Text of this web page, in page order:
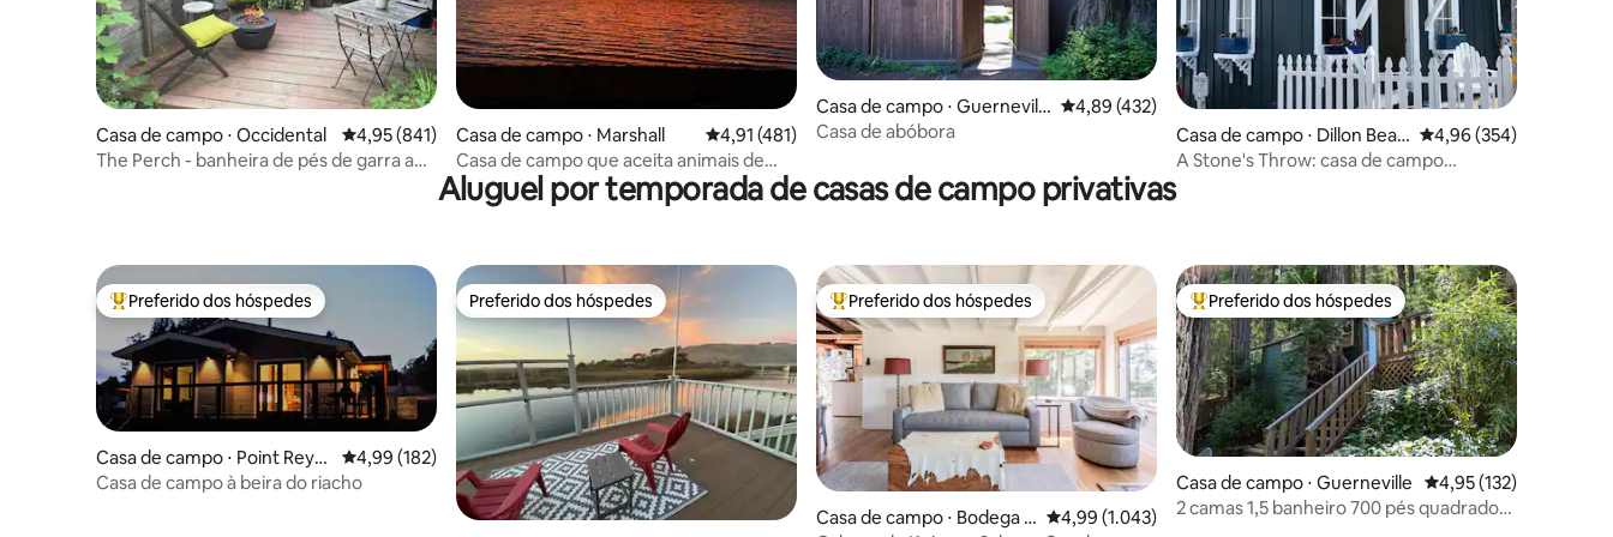
Casa de campo ⋅ Occidental 4,95 de uma avaliação média de 5, 841 avaliações
4,95 (841)
The Perch - banheira de pés de garra ao
Casa de campo ⋅ Marshall 4,91 de uma avaliação média de 5, 481 avaliações
4,91 (481)
Casa de campo que aceita animais de
estimação em Tomales Bay, perto de Pt.
Reyes
Casa de campo ⋅ Guernevill
e
4,89 de uma avaliação média de 5, 432 avaliações
4,89 (432)
Casa de abóbora
Casa de campo ⋅ Dillon Beac
h
4,96 de uma avaliação
4,96 (354)
A Stone's Throw: casa de campo
Aluguel por temporada de casas de campo privativas
Entre os melhores preferidos dos hóspedes
Preferido dos hóspedes
Casa de campo ⋅ Point Reye
s Station
4,99 de uma avaliação média de 5, 182 avaliações
4,99 (182)
Casa de campo à beira do riacho
Preferido dos hóspedes
Preferido dos hóspedes Entre os melhores preferidos dos hóspedes
Preferido dos hóspedes
Casa de campo ⋅ Bodega B 4,99 de uma avaliação média de 5, 1.043 avaliações
4,99 (1.043)
Entre os melhores preferidos dos hóspedes
Preferido dos hóspedes
Casa de campo ⋅ Guerneville 4,95 de uma avaliação
4,95 (132)
2 camas 1,5 banheiro 700 pés quadrados,